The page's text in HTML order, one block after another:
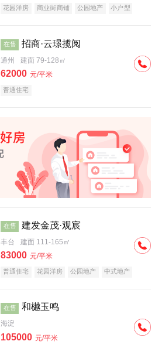
花园洋房 商业街商铺 公园地产
小户型
在售 招商·云璟揽阅
通州 建面 79-128㎡
62000 元/平米
普通住宅
在售 建发金茂·观宸
丰台 建面 111-165㎡
83000 元/平米
普通住宅 花园洋房 公园地产
中式地产
在售 和樾玉鸣
海淀
105000 元/平米